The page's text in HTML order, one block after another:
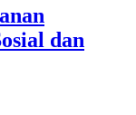
dan